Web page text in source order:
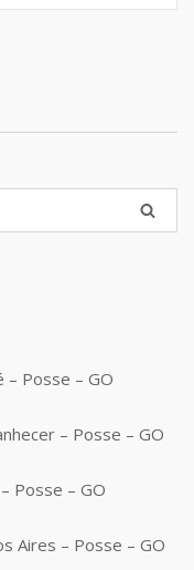
– Posse – GO
– Posse – GO
Posse – GO
Aires – Posse – GO